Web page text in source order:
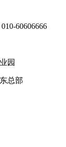
60606666
园
总部